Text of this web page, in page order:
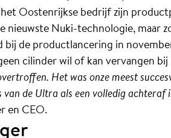
Oostenrijkse bedrijf zijn
Nuki-technologie, maar
de productlancering in
cilinder wil of kan vervangen bij
Het was onze meest
de Ultra als een volledig achteraf
en CEO.